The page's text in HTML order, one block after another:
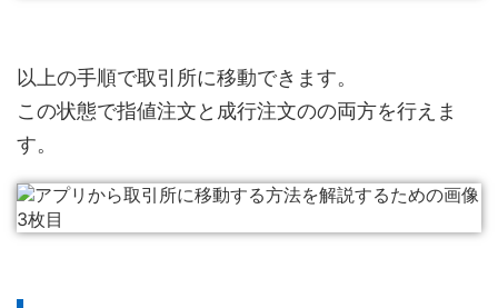
以上の手順で取引所に移動できます。
この状態で指値注文と成行注文のの両方を行えま
す。